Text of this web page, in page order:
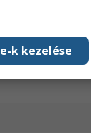
k kezelése